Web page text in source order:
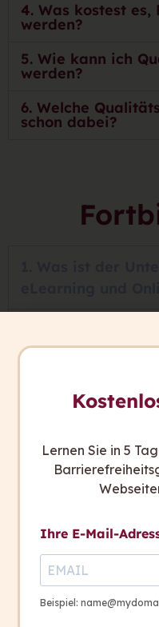
4. Was kostest
werden?
5. Wie kann ich
werden?
6. Welche
schon dabei?
termingebunden
nach dem Kauf
eigenen Tempo
Kursen komplett
in das
Zu unserem
Barrierefreie Grafik
Barrierefrei und
Leicht verständlich
Die Online-Kurse
Lernen Sie in 5
Ihre E-Mail-
Beispiel: